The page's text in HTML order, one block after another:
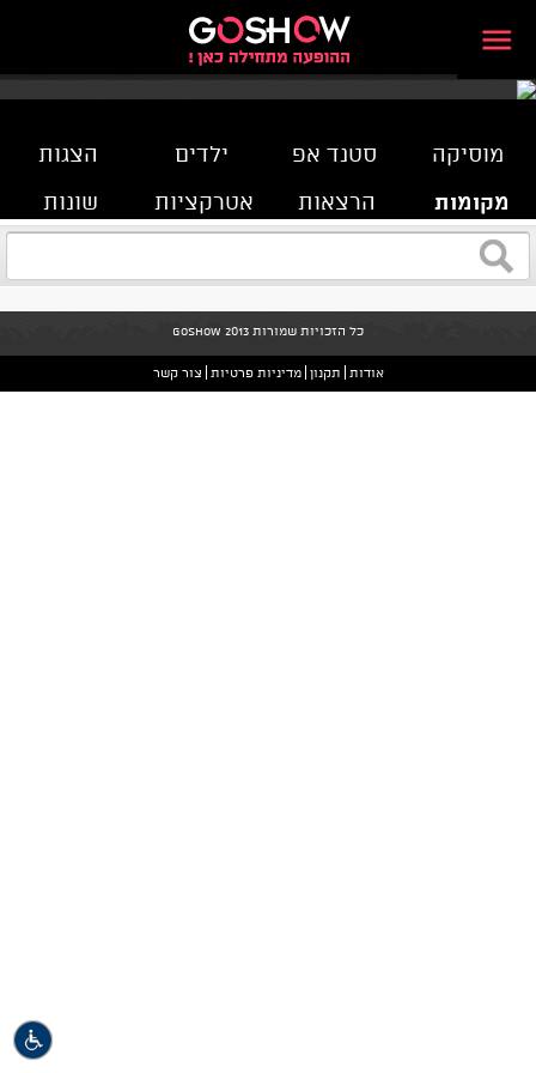
מוסיקה סטנד אפ ילדים
הצגות
הרצאות
אטרקציות שונות מקומות
כל הזכויות שמורות GoShow 2013
אודות תקנון מדיניות פרטיות צור קשר